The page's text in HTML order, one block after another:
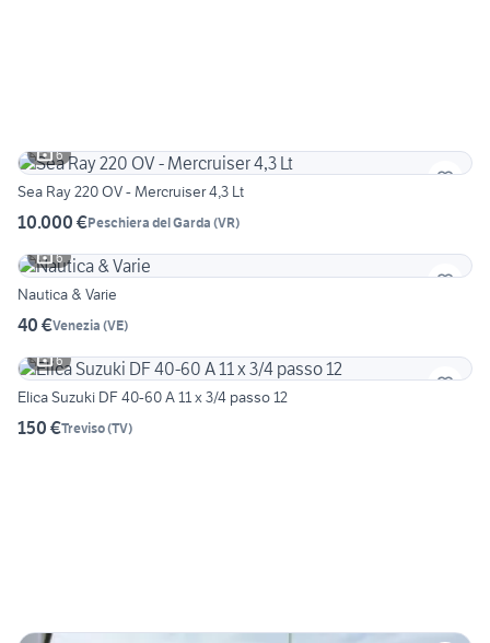
6
Sea Ray 220 OV - Mercruiser 4,3 Lt
10.000 €Peschiera del Garda (VR)
6
Nautica & Varie
40 €Venezia (VE)
6
Elica Suzuki DF 40-60 A 11 x 3/4 passo 12
150 €Treviso(TV)